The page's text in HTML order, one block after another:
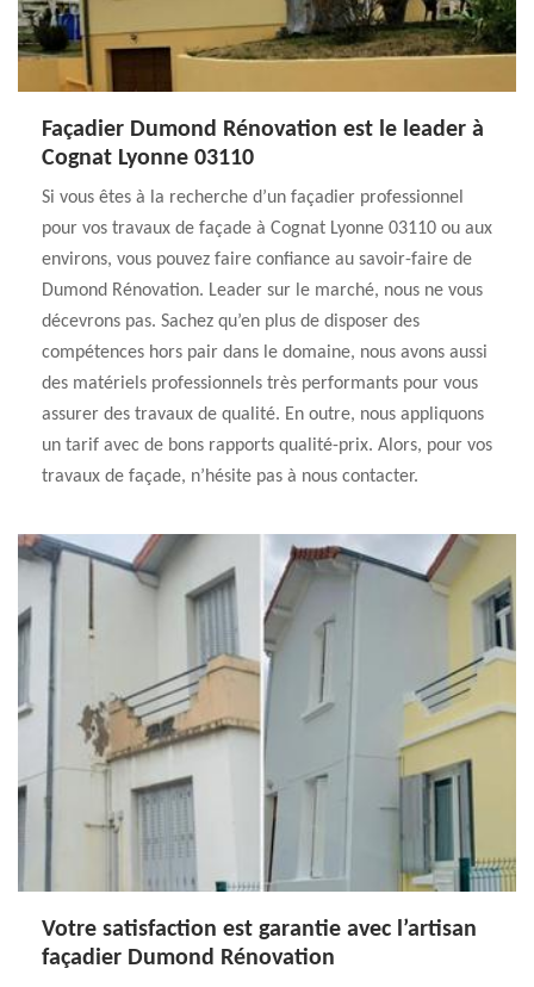
Façadier Dumond Rénovation est le leader à
Cognat Lyonne 03110
Si vous êtes à la recherche d’un façadier professionnel
pour vos travaux de façade à Cognat Lyonne 03110 ou aux
environs, vous pouvez faire confiance au savoir-faire de
Dumond Rénovation. Leader sur le marché, nous ne vous
décevrons pas. Sachez qu’en plus de disposer des
compétences hors pair dans le domaine, nous avons aussi
des matériels professionnels très performants pour vous
assurer des travaux de qualité. En outre, nous appliquons
un tarif avec de bons rapports qualité-prix. Alors, pour vos
travaux de façade, n’hésite pas à nous contacter.
Votre satisfaction est garantie avec l’artisan
façadier Dumond Rénovation